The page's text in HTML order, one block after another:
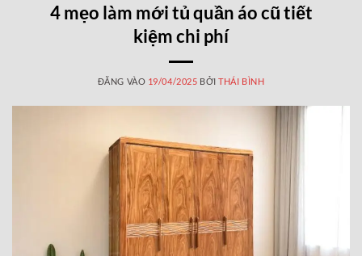
4 mẹo làm mới tủ quần áo cũ tiết
kiệm chi phí
ĐĂNG VÀO 19/04/2025 BỞITHÁI BÌNH